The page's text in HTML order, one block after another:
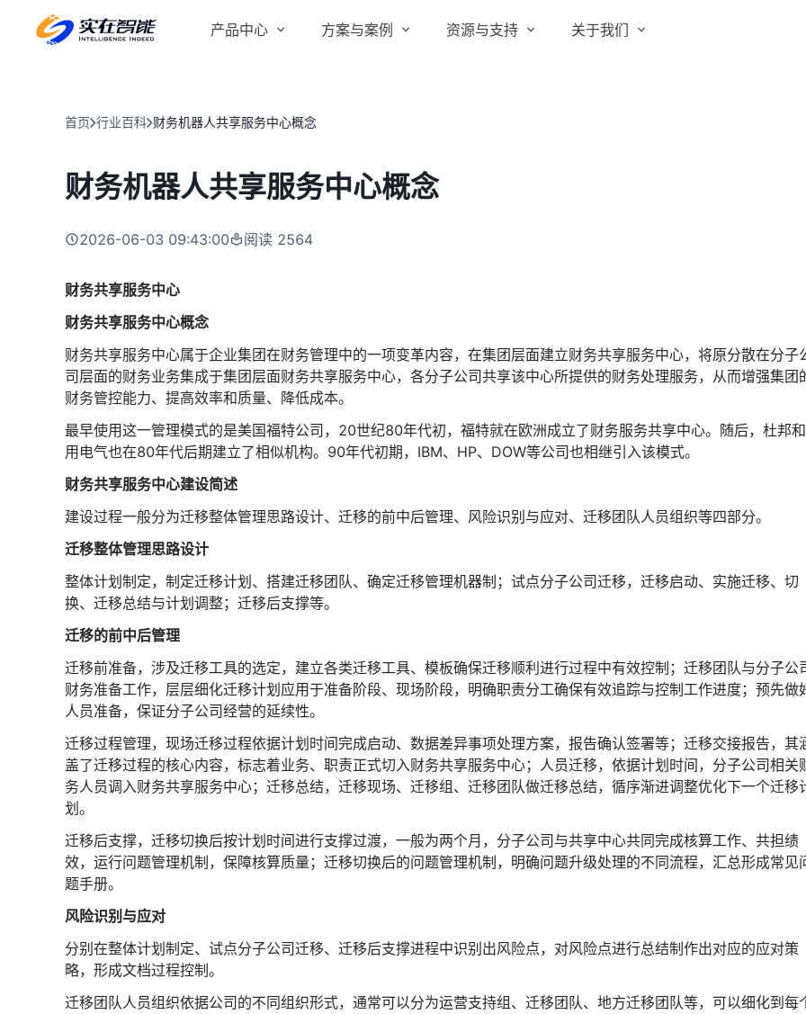
产品中心
实在 Agent
Tars 大模型
自研大模型赋能全系产品
IDP 文档审阅
智能文档审阅平台
实在 RPA 机器人
可靠的机器人终端
一键提数整合，洞察更高效
方案与案例
跨境电商
资源与支持
客户支持
关于我们
首页 行业百科 财务机器人共享服务中心概念
财务机器人共享服务中心概念
2026-06-03 09:43:00 阅读 2564
财务共享服务中心
财务共享服务中心概念
财务共享服务中心属于企业集团在财务管理中的一项变革内容，在集团层面建立财务共享服务中心，将原分散在分子
司层面的财务业务集成于集团层面财务共享服务中心，各分子公司共享该中心所提供的财务处理服务，从而增强集团
财务管控能力、提高效率和质量、降低成本。
最早使用这一管理模式的是美国福特公司，20世纪80年代初，福特就在欧洲成立了财务服务共享中心。随后，杜邦
用电气也在80年代后期建立了相似机构。90年代初期，IBM、HP、DOW等公司也相继引入该模式。
财务共享服务中心建设简述
建设过程一般分为迁移整体管理思路设计、迁移的前中后管理、风险识别与应对、迁移团队人员组织等四部分。
迁移整体管理思路设计
整体计划制定，制定迁移计划、搭建迁移团队、确定迁移管理机器制；试点分子公司迁移，迁移启动、实施迁移、切
换、迁移总结与计划调整；迁移后支撑等。
迁移的前中后管理
迁移前准备，涉及迁移工具的选定，建立各类迁移工具、模板确保迁移顺利进行过程中有效控制；迁移团队与分子公
财务准备工作，层层细化迁移计划应用于准备阶段、现场阶段，明确职责分工确保有效追踪与控制工作进度；预先做
人员准备，保证分子公司经营的延续性。
迁移过程管理，现场迁移过程依据计划时间完成启动、数据差异事项处理方案，报告确认签署等；迁移交接报告，其
盖了迁移过程的核心内容，标志着业务、职责正式切入财务共享服务中心；人员迁移，依据计划时间，分子公司相关
务人员调入财务共享服务中心；迁移总结，迁移现场、迁移组、迁移团队做迁移总结，循序渐进调整优化下一个迁移
划。
迁移后支撑，迁移切换后按计划时间进行支撑过渡，一般为两个月，分子公司与共享中心共同完成核算工作、共担绩
效，运行问题管理机制，保障核算质量；迁移切换后的问题管理机制，明确问题升级处理的不同流程，汇总形成常见
题手册。
风险识别与应对
分别在整体计划制定、试点分子公司迁移、迁移后支撑进程中识别出风险点，对风险点进行总结制作出对应的应对策
略，形成文档过程控制。
迁移团队人员组织依据公司的不同组织形式，通常可以分为运营支持组、迁移团队、地方迁移团队等，可以细化到每